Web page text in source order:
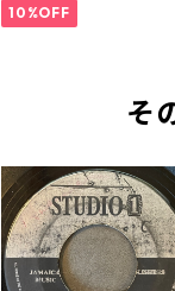
10%OFF
そ